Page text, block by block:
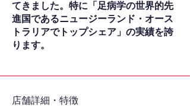
てきました。特に「足病学の世界的先
進国であるニュージーランド・オース
トラリアでトップシェア」の実績を誇
ります。
​店舗詳細・特徴